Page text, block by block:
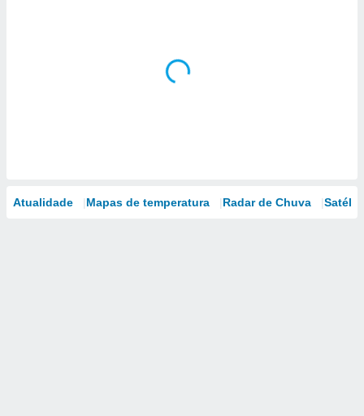
Atualidade Mapas de temperatura Radar de Chuva